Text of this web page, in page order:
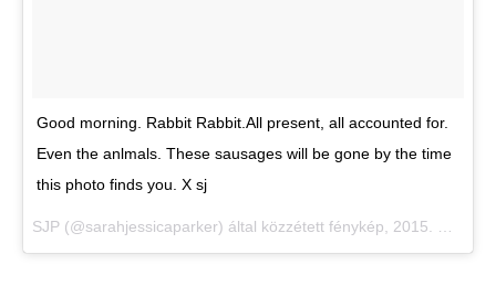
Good morning. Rabbit Rabbit.All present, all accounted for.
Even the anlmals. These sausages will be gone by the time
this photo finds you. X sj
SJP (@sarahjessicaparker) által közzétett fénykép, 2015. Márc 1., 07:50 PST